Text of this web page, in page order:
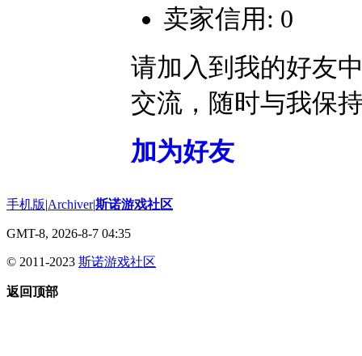
卖家信用: 0
请加入到我的好友
交流，随时与我保
加为好友
手机版|Archiver|斯诺游戏社区
GMT-8, 2026-8-7 04:35
© 2011-2023 斯诺游戏社区
返回顶部